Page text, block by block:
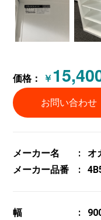
価格： ￥
お問い合わせ
メーカー名
オ
メーカー品番
幅